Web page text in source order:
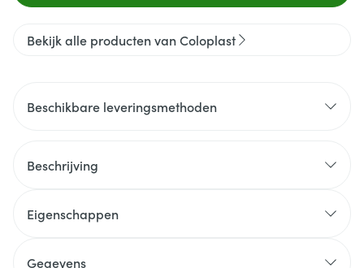
Bekijk alle producten van Coloplast
Beschikbare leveringsmethoden
Beschrijving
Eigenschappen
Gegevens